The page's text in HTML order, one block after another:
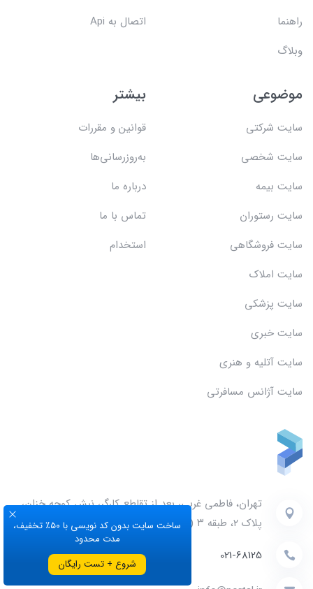
ساخت سایت بدون کد نویسی با ۵۰٪ تخفیف،
مدت محدود
شروع + تست رایگان
راهنما
وبلاگ
اتصال به Api
موضوعی
سایت شرکتی
سایت شخصی
سایت بیمه
سایت رستوران
سایت فروشگاهی
سایت املاک
سایت پزشکی
سایت خبری
سایت آتلیه و هنری
سایت آژانس مسافرتی
بیشتر
قوانین و مقررات
به‌روزرسانی‌ها
درباره ما
تماس با ما
استخدام
تهران، فاطمی غربی، بعد از تقاطع کارگر، نبش کوچه خزان،
پلاک ۲، طبقه ۳ (مراجعه حضوری با هماهنگی قبلی)
021-68125